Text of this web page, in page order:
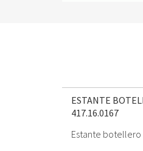
ESTANTE
417.16.0167
Estante botellero